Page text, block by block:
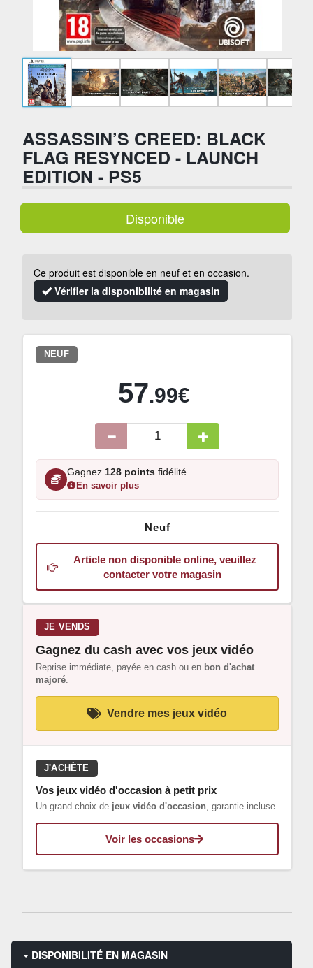
ASSASSIN’S CREED: BLACK
FLAG RESYNCED - LAUNCH
EDITION - PS5
Disponible
Ce produit est disponible en neuf et en occasion.
Vérifier la disponibilité en magasin
NEUF
57.99€
Gagnez 128 points fidélité
En savoir plus
Neuf
Article non disponible online, veuillez
contacter votre magasin
JE VENDS
Gagnez du cash avec vos jeux vidéo
Reprise immédiate, payée en cash ou en bon d'achat
majoré.
Vendre mes jeux vidéo
J'ACHÈTE
Vos jeux vidéo d'occasion à petit prix
Un grand choix de jeux vidéo d'occasion, garantie incluse.
Voir les occasions
DISPONIBILITÉ EN MAGASIN